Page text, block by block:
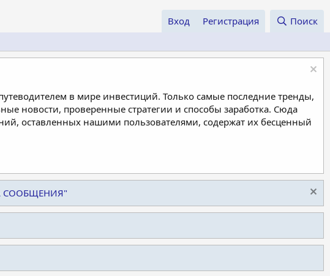
Вход Регистрация Поиск
в мире инвестиций. Только самые последние тренды,
новости, проверенные стратегии и способы заработка. Сюда
оставленных нашими пользователями, содержат их бесценный
СООБЩЕНИЯ"